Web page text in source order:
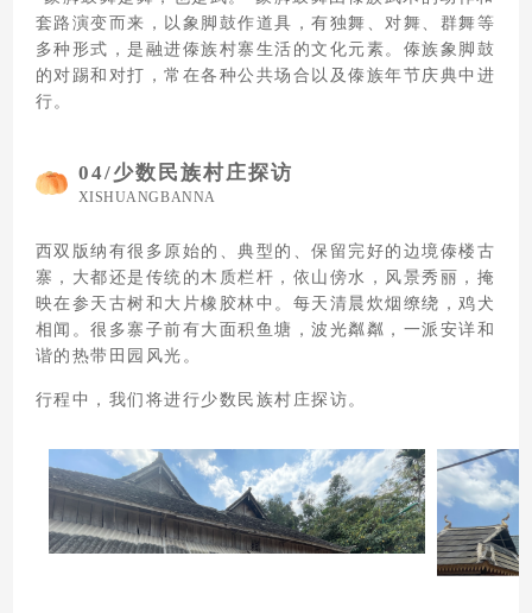
套路演变而来，以象脚鼓作道具，有独舞、对舞、群舞等
多种形式，是融进傣族村寨生活的文化元素。傣族象脚鼓
的对踢和对打，常在各种公共场合以及傣族年节庆典中进
行。
04/少数民族村庄探访
XISHUANGBANNA
西双版纳有很多原始的、典型的、保留完好的边境傣楼古
寨，大都还是传统的木质栏杆，依山傍水，风景秀丽，掩
映在参天古树和大片橡胶林中。每天清晨炊烟缭绕，鸡犬
相闻。很多寨子前有大面积鱼塘，波光粼粼，一派安详和
谐的热带田园风光。
行程中，我们将进行少数民族村庄探访。